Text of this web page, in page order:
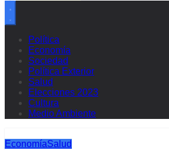
Política
Economía
Sociedad
Política Exterior
Salud
Elecciones 2023
Cultura
Medio Ambiente
EconomíaSalud